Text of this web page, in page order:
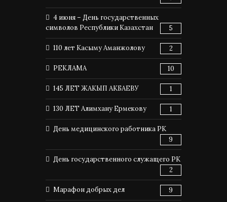
4 июня – День государственных
символов Республики Казахстан
5
110 лет Касыму Аманжолову 2
РЕКЛАМА 10
145 ЛЕТ ЖАКЫП АКБАЕВУ 1
130 ЛЕТ Алимхану Ермекову 1
День медицинского работника РК
9
День государственного служащего РК
2
Марафон добрых дел 9